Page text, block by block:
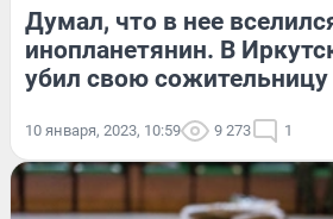
Думал, что в нее
инопланетянин. В
убил свою сожительницу
10 января, 2023, 10:59 9 273 1